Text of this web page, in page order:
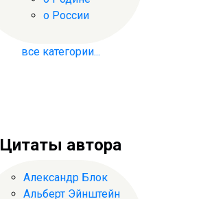
о России
все категории...
Цитаты автора
Александр Блок
Альберт Эйнштейн